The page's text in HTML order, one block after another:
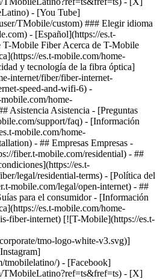
- [You Tube]
TMobile/custom) ### Elegir idioma
- [Español](https://es.t-
T-Mobile Fiber Acerca de T-Mobile
es.t-mobile.com/home-
y tecnología de la fibra óptica]
internet/fiber/fiber-internet-
speed-and-wifi-6) -
home-
Asistencia Asistencia - [Preguntas
support/faq) - [Información
mobile.com/home-
- ## Empresas Empresas -
fiber.t-mobile.com/residential) - ##
es.t-
legal/residential-terms) - [Política del
mobile.com/legal/open-internet) - ##
para el consumidor - [Información
es.t-mobile.com/home-
fiber-internet) [![T-Mobile](https://es.t-
tmo-logo-white-v3.svg)]
tmobilelatino/) - [Facebook]
TMobileLatino?ref=ts&fref=ts) - [X]